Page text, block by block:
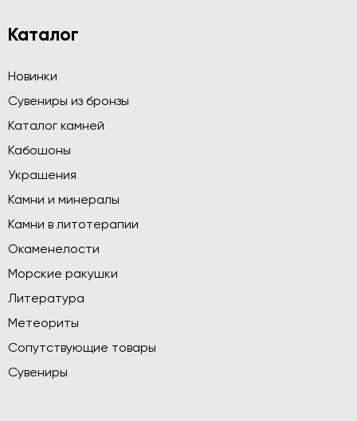
Каталог
Новинки
Сувениры из бронзы
Каталог камней
Кабошоны
Украшения
Камни и минералы
Камни в литотерапии
Окаменелости
Морские ракушки
Литература
Метеориты
Сопутствующие товары
Сувениры